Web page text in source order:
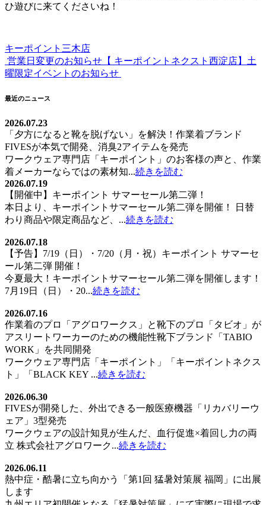
ひ遊びに来てくださいね！
キーポイント三木店
投
稿
ナ
ビ
ゲ
ー
シ
ョ
ン
営業日変更のお知らせ 【 キーポイントネクスト西淀店】土
曜限定イベントのお知らせ
最近のニュース
2026.07.23
「夕方になると靴を脱げない」を解決！作業着ブランド
FIVESが本気で開発、消臭2アイテムを発売
ワークウェア専門店「キーポイント」のお客様の声と、作業
着メーカーならではの素材知...続きを読む
2026.07.19
【開催中】キーポイント サマーセール第二弾！
本日より、キーポイントサマーセール第二弾を開催！ 日替
わり商品や限定商品など、...続きを読む
2026.07.18
【予告】7/19（日）・7/20（月・祝）キーポイント サマーセ
ール第二弾 開催！
今夏最大！キーポイントサマーセール第二弾を開催します！
7月19日（日）・20...続きを読む
2026.07.16
作業着のプロ「アグロワークス」と靴下のプロ「タビオ」が
アスリートワーカーのための機能性靴下ブランド「TABIO
WORK」を共同開発
ワークウェア専門店「キーポイント」「キーポイントネクス
ト」「BLACK KEY ...続きを読む
2026.06.30
FIVESが開発した、外出できる一般医療機器「リカバリーウ
ェア」3型発売
ワークウェアの設計知見が生んだ、血行促進×着回し力の両
立 株式会社アグロワーク...続きを読む
2026.06.11
熱中症・酷暑に立ち向かう「第1回 猛暑対策展 福岡」に出展
します